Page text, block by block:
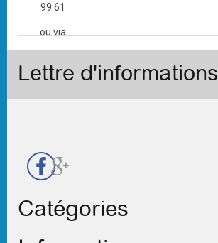
99 61
ou via
de
Lettre d'informations
Catégories